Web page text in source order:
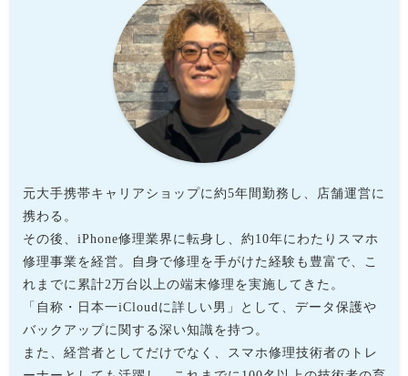
元大手携帯キャリアショップに約5年間勤務し、店舗運営に
携わる。
その後、iPhone修理業界に転身し、約10年にわたりスマホ
修理事業を経営。自身で修理を手がけた経験も豊富で、こ
れまでに累計2万台以上の端末修理を実施してきた。
「自称・日本一iCloudに詳しい男」として、データ保護や
バックアップに関する深い知識を持つ。
また、経営者としてだけでなく、スマホ修理技術者のトレ